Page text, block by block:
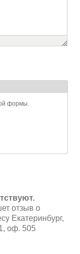
формы.
отзыв о
Екатеринбург,
оф. 505